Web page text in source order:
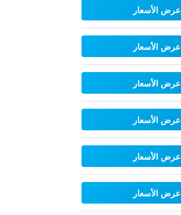
عرض الأسعار
عرض الأسعار
عرض الأسعار
عرض الأسعار
عرض الأسعار
عرض الأسعار